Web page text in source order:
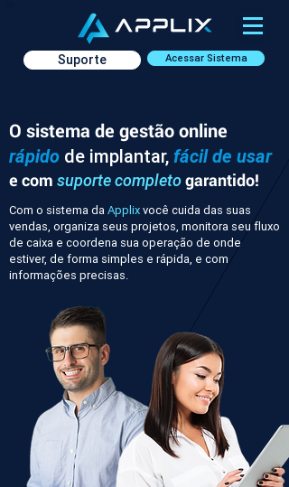
Acessar Sistema
Suporte
O sistema de gestão online
rápido de implantar, fácil de usar
e com suporte completogarantido!
Com o sistema daApplixvocê cuida das suas
vendas, organiza seus projetos, monitora seu fluxo
de caixa e coordena sua operação de onde
estiver, de forma simples e rápida, e com
informações precisas.